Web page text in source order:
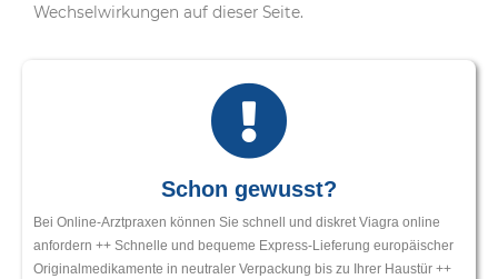
Wechselwirkungen auf dieser Seite.
Schon gewusst?
Bei Online-Arztpraxen können Sie schnell und diskret Viagra online
anfordern ++ Schnelle und bequeme Express-Lieferung europäischer
Originalmedikamente in neutraler Verpackung bis zu Ihrer Haustür ++